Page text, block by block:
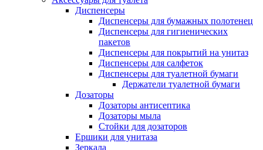
Диспенсеры
Диспенсеры для бумажных полотенец
Диспенсеры для гигиенических
пакетов
Диспенсеры для покрытий на унитаз
Диспенсеры для салфеток
Диспенсеры для туалетной бумаги
Держатели туалетной бумаги
Дозаторы
Дозаторы антисептика
Дозаторы мыла
Стойки для дозаторов
Ершики для унитаза
Зеркала